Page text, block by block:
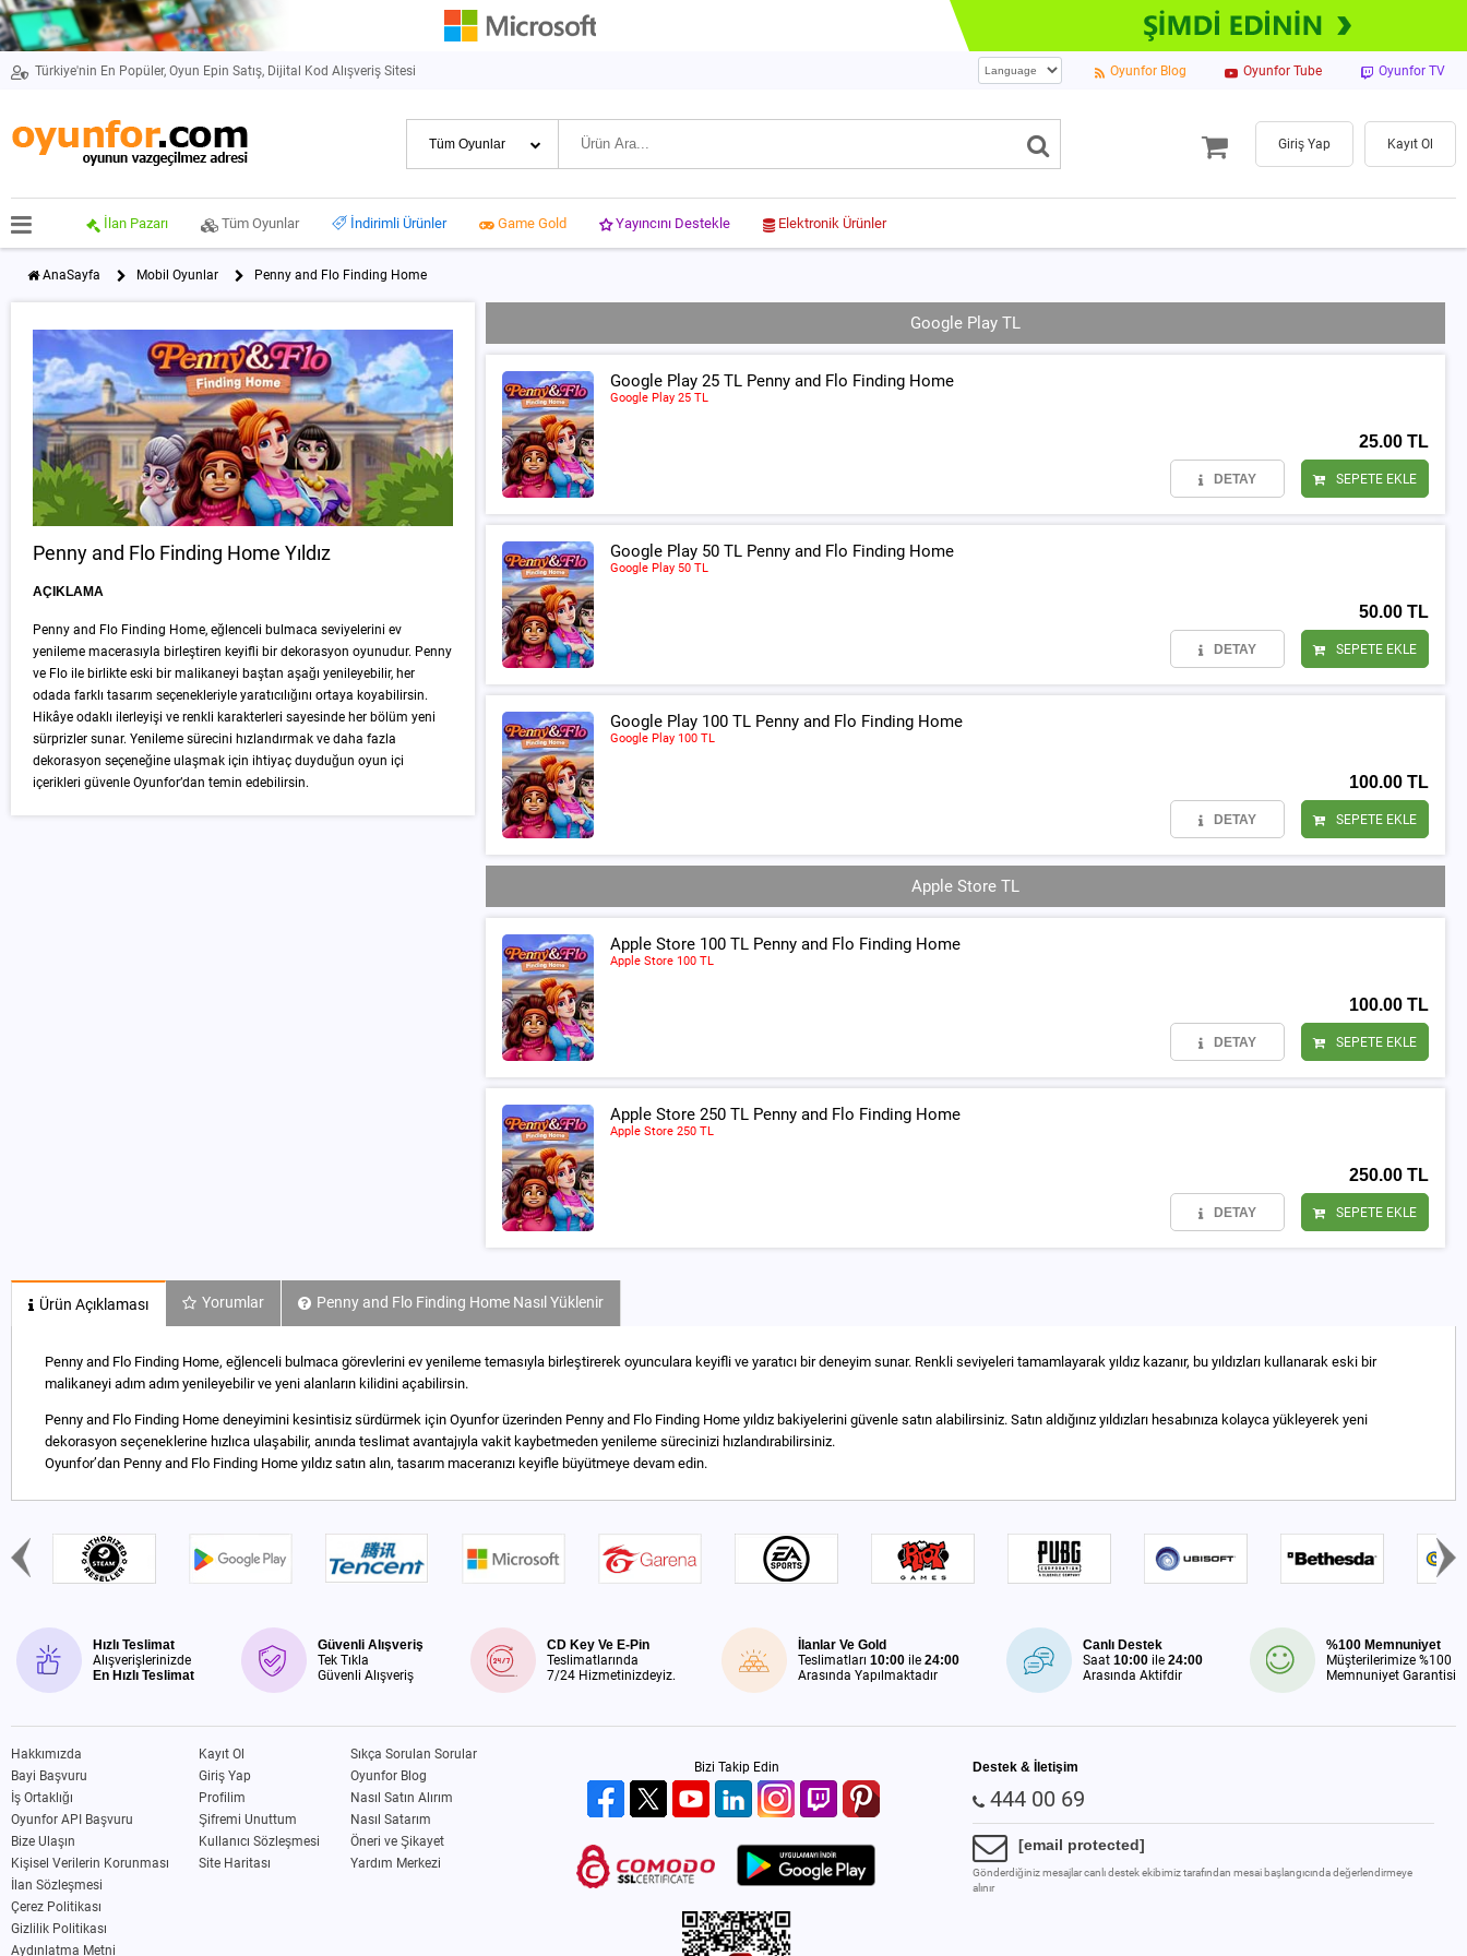
Türkiye'nin En Popüler, Oyun Epin Satış, Dijital Kod Alışveriş Sitesi Oyunfor Blog Oyunfor Tube Oyunfor TV
Giriş Yap Kayıt Ol
İlan Pazarı Tüm Oyunlar İndirimli Ürünler Game Gold Yayıncını Destekle Elektronik Ürünler
AnaSayfa Mobil Oyunlar Penny and Flo Finding Home
Penny and Flo Finding Home Yıldız
AÇIKLAMA
Penny and Flo Finding Home, eğlenceli bulmaca seviyelerini ev
yenileme macerasıyla birleştiren keyifli bir dekorasyon oyunudur. Penny
ve Flo ile birlikte eski bir malikaneyi baştan aşağı yenileyebilir, her
odada farklı tasarım seçenekleriyle yaratıcılığını ortaya koyabilirsin.
Hikâye odaklı ilerleyişi ve renkli karakterleri sayesinde her bölüm yeni
sürprizler sunar. Yenileme sürecini hızlandırmak ve daha fazla
dekorasyon seçeneğine ulaşmak için ihtiyaç duyduğun oyun içi
içerikleri güvenle Oyunfor’dan temin edebilirsin.
Google Play TL
Google Play 25 TL Penny and Flo Finding Home
Google Play 25 TL
25.00 TL
DETAY SEPETE EKLE
Google Play 50 TL Penny and Flo Finding Home
Google Play 50 TL
50.00 TL
DETAY SEPETE EKLE
Google Play 100 TL Penny and Flo Finding Home
Google Play 100 TL
100.00 TL
DETAY SEPETE EKLE
Apple Store TL
Apple Store 100 TL Penny and Flo Finding Home
Apple Store 100 TL
100.00 TL
DETAY SEPETE EKLE
Apple Store 250 TL Penny and Flo Finding Home
Apple Store 250 TL
250.00 TL
DETAY SEPETE EKLE
Ürün Açıklaması Yorumlar Penny and Flo Finding Home Nasıl Yüklenir
Penny and Flo Finding Home, eğlenceli bulmaca görevlerini ev yenileme temasıyla birleştirerek oyunculara keyifli ve yaratıcı bir deneyim sunar. Renkli seviyeleri tamamlayarak yıldız kazanır, bu yıldızları kullanarak eski bir
malikaneyi adım adım yenileyebilir ve yeni alanların kilidini açabilirsin.
Penny and Flo Finding Home deneyimini kesintisiz sürdürmek için Oyunfor üzerinden Penny and Flo Finding Home yıldız bakiyelerini güvenle satın alabilirsiniz. Satın aldığınız yıldızları hesabınıza kolayca yükleyerek yeni
dekorasyon seçeneklerine hızlıca ulaşabilir, anında teslimat avantajıyla vakit kaybetmeden yenileme sürecinizi hızlandırabilirsiniz.
Oyunfor’dan Penny and Flo Finding Home yıldız satın alın, tasarım maceranızı keyifle büyütmeye devam edin.
Hızlı Teslimat
Alışverişlerinizde
En Hızlı Teslimat
Güvenli Alışveriş
Tek Tıkla
Güvenli Alışveriş
CD Key Ve E-Pin
Teslimatlarında
7/24 Hizmetinizdeyiz.
İlanlar Ve Gold
Teslimatları10:00 ile24:00
Arasında Yapılmaktadır
Canlı Destek
Saat10:00 ile24:00
Arasında Aktifdir
%100 Memnuniyet
Müşterilerimize %100
Memnuniyet Garantisi
Hakkımızda
Bayi Başvuru
İş Ortaklığı
Oyunfor API Başvuru
Bize Ulaşın
Kişisel Verilerin Korunması
İlan Sözleşmesi
Çerez Politikası
Gizlilik Politikası
Aydınlatma Metni
Kayıt Ol
Giriş Yap
Profilim
Şifremi Unuttum
Kullanıcı Sözleşmesi
Site Haritası
Sıkça Sorulan Sorular
Oyunfor Blog
Nasıl Satın Alırım
Nasıl Satarım
Öneri ve Şikayet
Yardım Merkezi
Bizi Takip Edin Destek & İletişim
444 00 69
[email protected]
Gönderdiğiniz mesajlar canlı destek ekibimiz tarafından mesai başlangıcında değerlendirmeye
alınır